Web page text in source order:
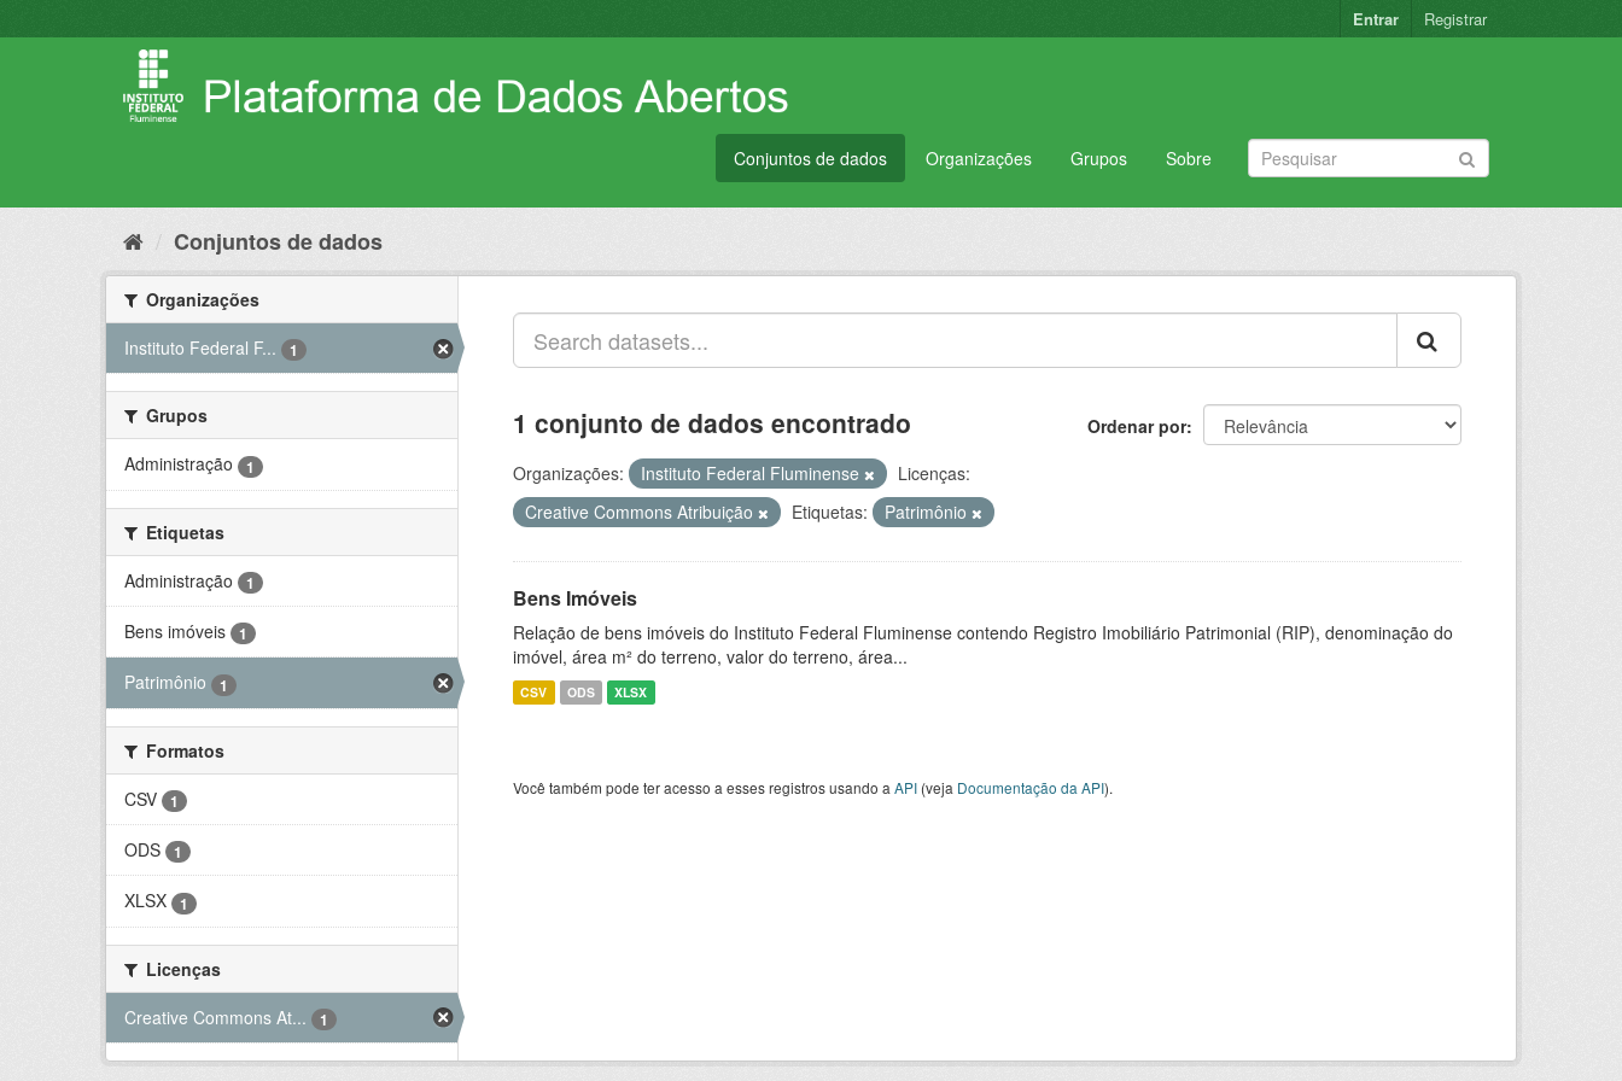
para
Entrar Registrar
Conjuntos de dados Organizações Grupos Sobre
Conjuntos de dados
Organizações
Instituto Federal F...
1
Grupos
Administração
1
Etiquetas
Administração
1
Bens imóveis 1
Patrimônio 1
Formatos
CSV
1
ODS 1
XLSX 1
Licenças
Creative Commons At...
1
Ordenar por
1 conjunto de dados encontrado
Organizações: Instituto Federal Fluminense
Licenças:
Creative Commons Atribuição
Etiquetas: Patrimônio
Bens Imóveis
Relação de bens imóveis do Instituto Federal Fluminense contendo Registro Imobiliário Patrimonial (RIP), denominação do
imóvel, área m² do terreno, valor do terreno, área...
CSV ODS XLSX
Você também pode ter acesso a esses registros usando a API (veja Documentação da API).